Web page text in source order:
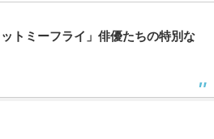
トミーフライ」俳優たちの特別な